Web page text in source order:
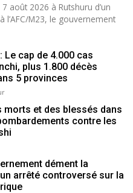
août 2026 à Rutshuru d’un
M23, le gouvernement
Le cap de 4.000 cas
plus 1.800 décès
5 provinces
morts et des blessés dans
contre les
dément la
arrêté controversé sur la